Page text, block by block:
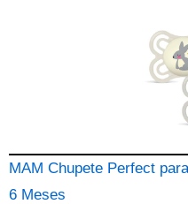
MAM Chupete Perfect
6 Meses